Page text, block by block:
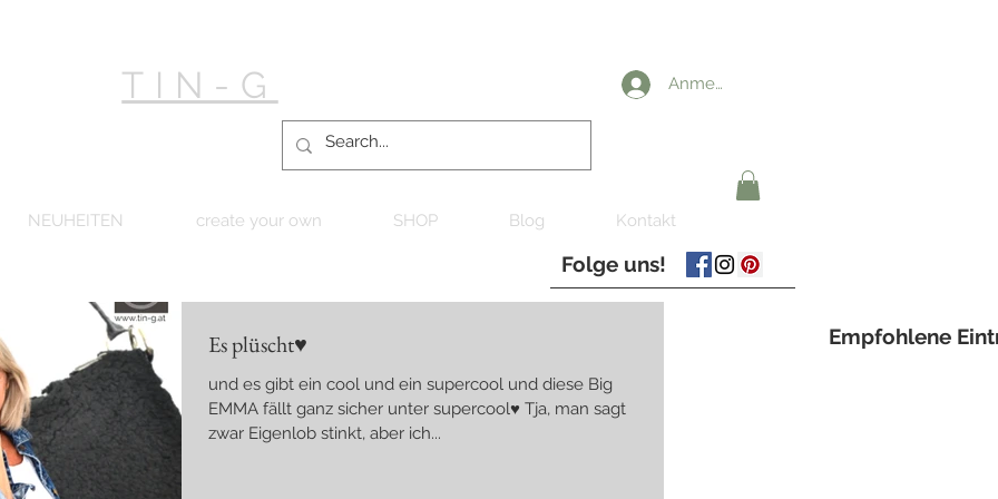
TIN-G Anmelden
NEUHEITEN create your own SHOP Blog Kontakt
Folge uns!
Es plüscht♥
und es gibt ein cool und ein supercool und diese Big
EMMA fällt ganz sicher unter supercool♥ Tja, man sagt
zwar Eigenlob stinkt, aber ich...
Empfohlene